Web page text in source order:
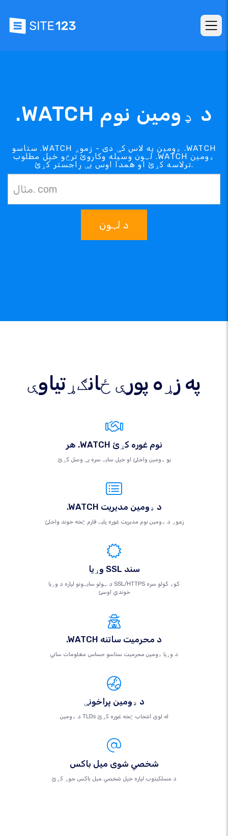
.WATCH د ډومین نوم
ستاسو .WATCH ډومین په لاس کې دی - زموږ .WATCH
لټون وسیله وکاروئ ترڅو خپل مطلوب .WATCH ډومین
ترلاسه کړئ او همدا اوس یې راجستر کړئ.
د لټون
په زړه پورې ځانګړتیاوې
هر .WATCH نوم غوره کړئ
یو ډومین واخلئ او خپل سایټ سره یې وصل کړئ
.WATCH د ډومین مدیریت
زموږ د ډومین نوم مدیریت غوره پلیټ فارم څخه خوند واخلئ
وړیا SSL سند
د ټولو سایټونو لپاره د وړیا SSL/HTTPS کوډ کولو سره
خوندي اوسئ
.WATCH د محرمیت ساتنه
د وړیا ډومین محرمیت ستاسو حساس معلومات ساتي
د ډومین پراخونې
د ډومین TLDs له لوی انتخاب څخه غوره کړئ
شخصي شوی میل باکس
د مسلکيتوب لپاره خپل شخصي میل باکس جوړ کړئ